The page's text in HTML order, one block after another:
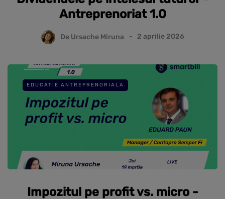
Antreprenoriat 1.0
De Ursache Miruna 2 aprilie 2026
EDUCATIE ANTREPRENORIALA
Impozitul pe profit vs. micro -